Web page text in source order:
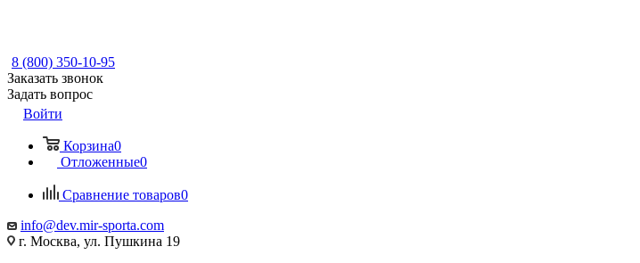
8 (800) 350-10-95
Заказать звонок
Задать вопрос
Войти
Корзина0
Отложенные0
Сравнение товаров0
info@dev.mir-sporta.com
г. Москва, ул. Пушкина 19